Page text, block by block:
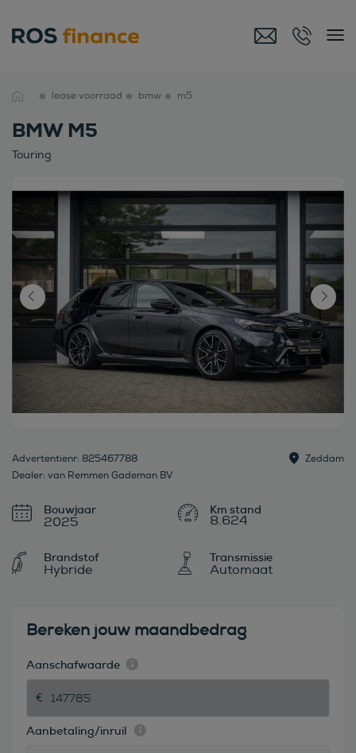
lease voorraad bmw m5
BMW M5
Touring
Advertentienr: 825467788
Dealer: van Remmen Gademan BV
Zeddam
Bouwjaar
2025 8.624
Brandstof
Hybride
Transmissie
Automaat
Bereken jouw maandbedrag
Aanschafwaarde
Aanbetaling/inruil